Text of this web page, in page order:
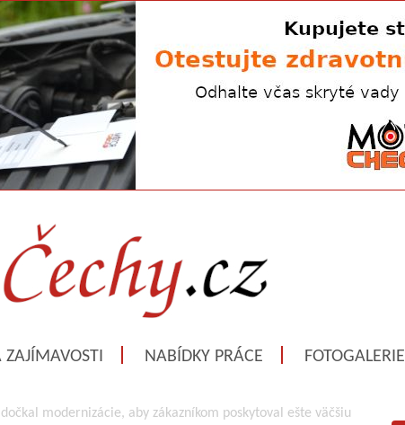
ZAJÍMAVOSTI NABÍDKY PRÁCE FOTOGALERIE
dočkal modernizácie, aby zákazníkom poskytoval ešte väčšiu